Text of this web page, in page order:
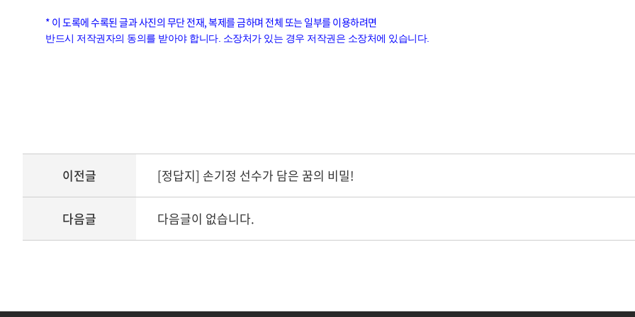
* 이 도록에 수록된 글과 사진의 무단 전재, 복제를 금하며 전체 또는 일부를 이용하려면
반드시 저작권자의 동의를 받아야 합니다. 소장처가 있는 경우 저작권은 소장처에 있습니다.
이전글 [정답지] 손기정 선수가 담은 꿈의 비밀!
다음글 다음글이 없습니다.